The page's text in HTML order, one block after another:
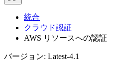
統合
クラウド認証
AWS リソースへの認証
バージョン: Latest-4.1